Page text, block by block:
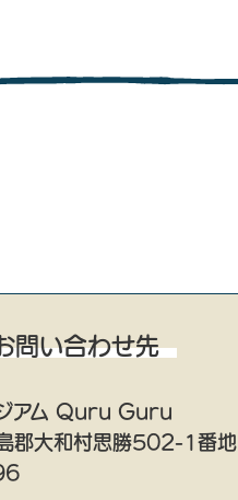
問い合わせ先
ジアム Quru Guru
郡大和村思勝502-1番地